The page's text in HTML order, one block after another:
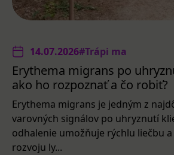
14.07.2026#Trápi ma
Erythema migrans po
ako ho rozpoznať a čo robiť?
Erythema migrans je jedným z
varovných signálov po uhryznutí
odhalenie umožňuje rýchlu liečbu
rozvoju ly...